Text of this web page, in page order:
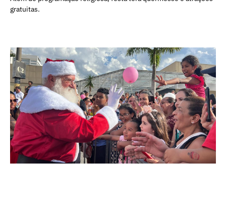
gratuitas.